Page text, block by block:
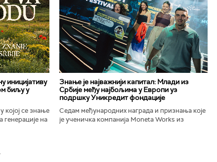
иницијативу
биљу у
којој се знање
на
Знање је најважнији капитал: Млади из
Србије међу најбољима у Европи уз
подршку Уникредит фондације
Седам међународних награда и признања које
је ученичка компанија Moneta Works из